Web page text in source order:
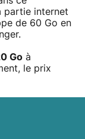
partie internet
de 60 Go en
Go à
le prix